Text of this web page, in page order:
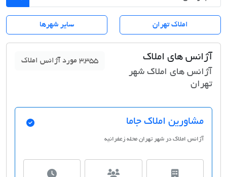
املاک تهران سایر شهرها
آژانس های املاک شهر تهران
آژانس های املاک 3,355 مورد آژانس املاک
آژانس های املاک شهر
تهران
مشاورین املاک جاما
آژانس املاک در شهر تهران محله زعفرانیه